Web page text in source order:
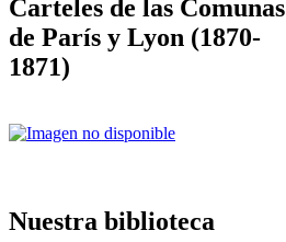
Carteles de las Comunas
de París y Lyon (1870-
1871)
Nuestra biblioteca